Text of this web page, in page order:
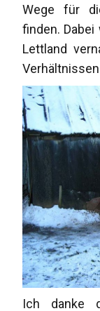
Wege für
finden.
Lettland
Ich danke